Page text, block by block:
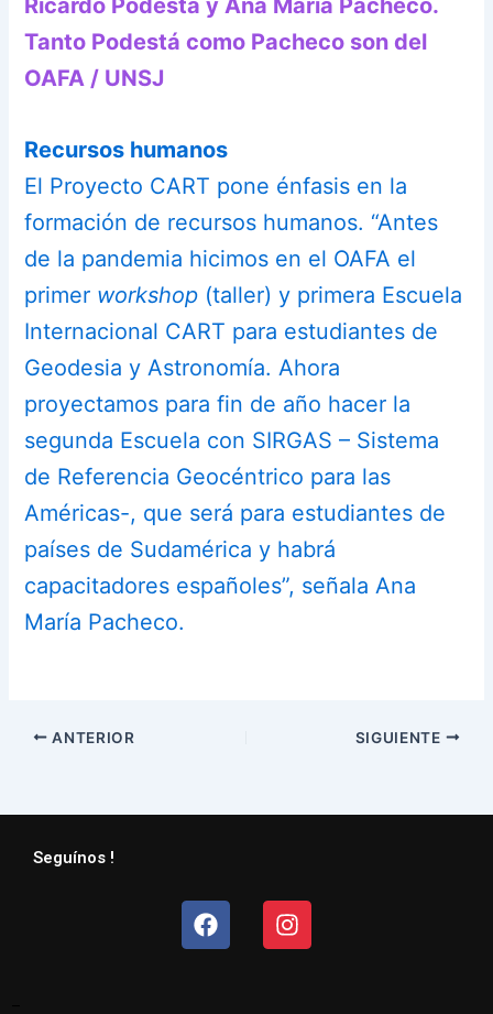
Ricardo Podestá y Ana María Pacheco.
Tanto Podestá como Pacheco son del
OAFA / UNSJ
Recursos humanos
El Proyecto CART pone énfasis en la
formación de recursos humanos. “Antes
de la pandemia hicimos en el OAFA el
primer workshop (taller) y primera Escuela
Internacional CART para estudiantes de
Geodesia y Astronomía. Ahora
proyectamos para fin de año hacer la
segunda Escuela con SIRGAS – Sistema
de Referencia Geocéntrico para las
Américas-, que será para estudiantes de
países de Sudamérica y habrá
capacitadores españoles”, señala Ana
María Pacheco.
ANTERIOR SIGUIENTE
Seguínos !